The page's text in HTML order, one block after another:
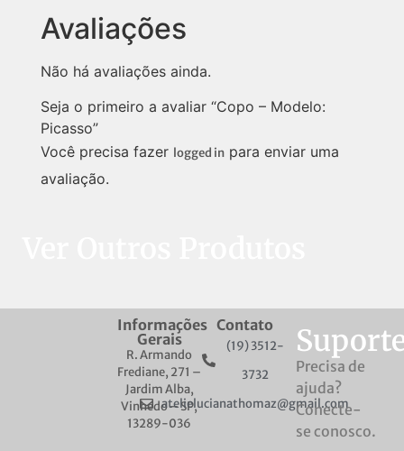
Avaliações
Não há avaliações ainda.
Seja o primeiro a avaliar “Copo – Modelo:
Picasso”
Você precisa fazer logged in para enviar uma
avaliação.
Informações
Gerais
R. Armando
Frediane, 271 –
Jardim Alba,
Vinhedo – SP,
13289-036
Contato
(19) 3512-
3732
atelielucianathomaz@gmail.com
Precisa de
ajuda?
Conecte-
se conosco.